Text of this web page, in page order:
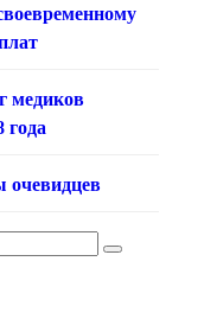
медиков
года
очевидцев